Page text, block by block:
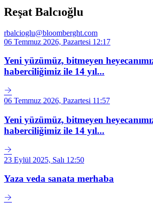
Reşat Balcıoğlu
rbalcioglu@bloomberght.com
06 Temmuz 2026, Pazartesi 12:17
Yeni yüzümüz, bitmeyen
haberciliğimiz ile 14 yıl...
06 Temmuz 2026, Pazartesi 11:57
Yeni yüzümüz, bitmeyen
haberciliğimiz ile 14 yıl...
23 Eylül 2025, Salı 12:50
Yaza veda sanata merhaba